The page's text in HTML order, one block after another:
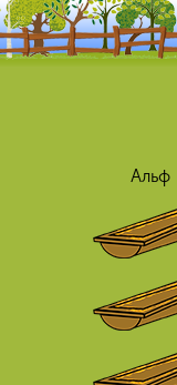
Альф